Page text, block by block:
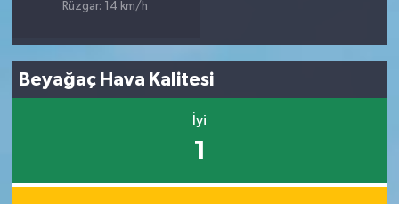
Rüzgar: 14 km/h
Beyağaç Hava Kalitesi
İyi
1